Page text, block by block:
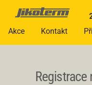
Akce
Kontakt